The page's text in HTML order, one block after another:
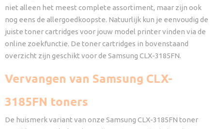
niet alleen het meest complete assortiment, maar zijn ook
nog eens de allergoedkoopste. Natuurlijk kun je eenvoudig de
juiste toner cartridges voor jouw model printer vinden via de
online zoekfunctie. De toner cartridges in bovenstaand
overzicht zijn geschikt voor de Samsung CLX-3185FN.
Vervangen van Samsung CLX-
3185FN toners
De huismerk variant van onze Samsung CLX-3185FN toner